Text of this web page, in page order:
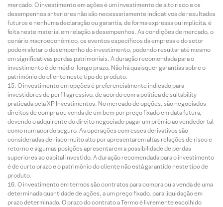
mercado. O investimento em ações é um investimento de alto risco e os
desempenhos anteriores não são necessariamente indicativos de resultados
futuros e nenhuma declaração ou garantia, de forma expressa ou implícita, é
feita neste material em relação a desempenhos. As condições de mercado, o
cenário macroeconômico, os eventos específicos da empresa e do setor
podem afetar o desempenho do investimento, podendo resultar até mesmo
em significativas perdas patrimoniais. A duração recomendada para o
investimento é de médio-longo prazo. Não há quaisquer garantias sobre o
patrimônio do cliente neste tipo de produto.
O investimento em opções é preferencialmente indicado para
investidores de perfil agressivo, de acordo com a política de suitability
praticada pela XP Investimentos. No mercado de opções, são negociados
direitos de compra ou venda de um bem por preço fixado em data futura,
devendo o adquirente do direito negociado pagar um prêmio ao vendedor tal
como num acordo seguro. As operações com esses derivativos são
consideradas de risco muito alto por apresentarem altas relações de risco e
retorno e algumas posições apresentarem a possibilidade de perdas
superiores ao capital investido. A duração recomendada para o investimento
é de curto prazo e o patrimônio do cliente não está garantido neste tipo de
produto.
O investimento em termos são contratos para compra ou a venda de uma
determinada quantidade de ações, a um preço fixado, para liquidação em
prazo determinado. O prazo do contrato a Termo é livremente escolhido